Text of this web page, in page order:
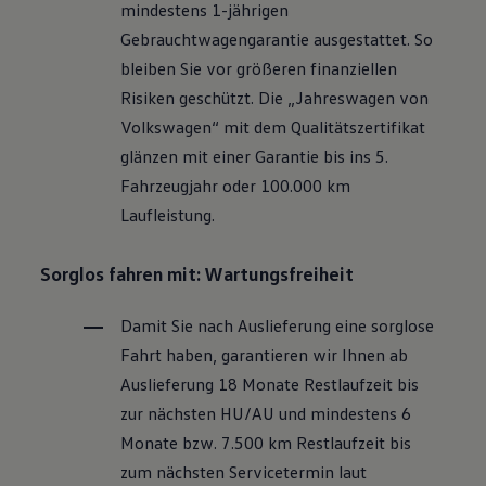
Motorenöl und Flüssigkeiten
Räder und Reifen
Pannen- und Unfallhilfe
Economy Service
Volkswagen Teile
Modellspezifisches Zubehör
Schutz und Pflege
Entertainment und Elektronik
Individualisieren
Wallbox und Ladekabel
Dienste für Ihr Modell finden
Volkswagen Apps, Login und Shop
Updates für Software, Karten und Radio
Über Ihr Auto
Vorgängermodelle
Kundeninformationen
Volkswagen Kundenbetreuung
Warn- und Kontrollleuchten
Assistenzsysteme
Digitale Betriebsanleitung
mindestens 1-jährigen
Gebrauchtwagengarantie ausgestattet. So
bleiben Sie vor größeren finanziellen
Risiken geschützt. Die „Jahreswagen von
Volkswagen“ mit dem Qualitätszertifikat
glänzen mit einer Garantie bis ins 5.
Fahrzeugjahr oder 100.000 km
Laufleistung.
Sorglos fahren mit: Wartungsfreiheit
Damit Sie nach Auslieferung eine sorglose
Fahrt haben, garantieren wir Ihnen ab
Auslieferung 18 Monate Restlaufzeit bis
zur nächsten HU/AU und mindestens 6
Monate bzw. 7.500 km Restlaufzeit bis
zum nächsten Servicetermin laut